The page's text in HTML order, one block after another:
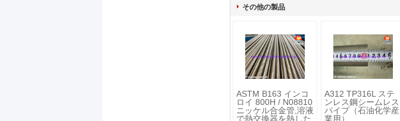
その他の製品
ASTM B163 インコ
ロイ 800H / N08810
ニッケル合金管,溶液
で熱交換器を熱した
A312 TP316L ステ
ンレス鋼シームレス
パイプ（石油化学産
業用）